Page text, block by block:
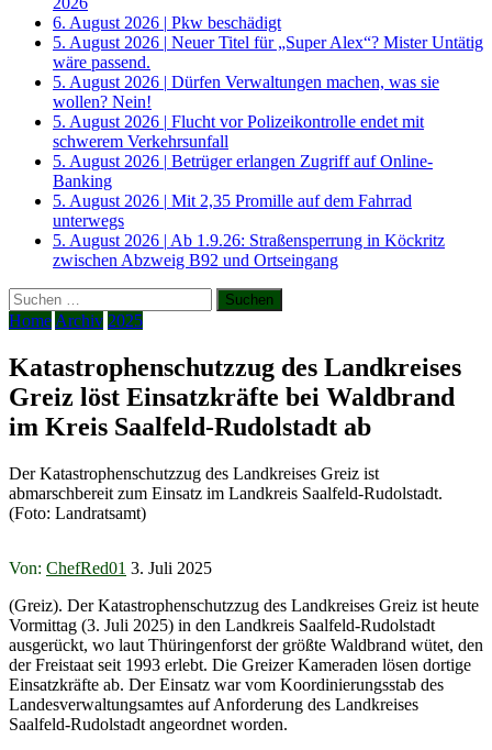
6. August 2026 | Pkw beschädigt
5. August 2026 | Neuer Titel für „Super Alex“? Mister Untätig
wäre passend.
5. August 2026 | Dürfen Verwaltungen machen, was sie
wollen? Nein!
5. August 2026 | Flucht vor Polizeikontrolle endet mit
schwerem Verkehrsunfall
5. August 2026 | Betrüger erlangen Zugriff auf Online-
Banking
5. August 2026 | Mit 2,35 Promille auf dem Fahrrad
unterwegs
5. August 2026 | Ab 1.9.26: Straßensperrung in Köckritz
zwischen Abzweig B92 und Ortseingang
Suchen
nach:
Home Archiv 2025
Katastrophenschutzzug des Landkreises
Greiz löst Einsatzkräfte bei Waldbrand
im Kreis Saalfeld-Rudolstadt ab
Der Katastrophenschutzzug des Landkreises Greiz ist
abmarschbereit zum Einsatz im Landkreis Saalfeld-Rudolstadt.
(Foto: Landratsamt)
Von: ChefRed01 3. Juli 2025
(Greiz). Der Katastrophenschutzzug des Landkreises Greiz ist heute
Vormittag (3. Juli 2025) in den Landkreis Saalfeld-Rudolstadt
ausgerückt, wo laut Thüringenforst der größte Waldbrand wütet, den
der Freistaat seit 1993 erlebt. Die Greizer Kameraden lösen dortige
Einsatzkräfte ab. Der Einsatz war vom Koordinierungsstab des
Landesverwaltungsamtes auf Anforderung des Landkreises
Saalfeld-Rudolstadt angeordnet worden.